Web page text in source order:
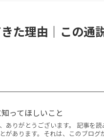
た理由｜この通
ってほしいこと
ありがとうございます。 記事を
があります。それは、このブログ